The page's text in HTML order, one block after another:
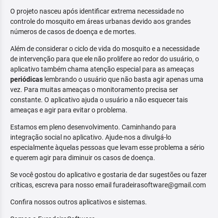
O projeto nasceu após identificar extrema necessidade no
controle do mosquito em áreas urbanas devido aos grandes
números de casos de doença e de mortes.
Além de considerar o ciclo de vida do mosquito e a necessidade
de intervenção para que ele não prolifere ao redor do usuário, o
aplicativo também chama atenção especial para as ameaças
periódicas lembrando o usuário que não basta agir apenas uma
vez. Para muitas ameaças o monitoramento precisa ser
constante. O aplicativo ajuda o usuário a não esquecer tais
ameaças e agir para evitar o problema.
Estamos em pleno desenvolvimento. Caminhando para
integração social no aplicativo. Ajude-nos a divulgá-lo
especialmente àquelas pessoas que levam esse problema a sério
e querem agir para diminuir os casos de doença.
Se você gostou do aplicativo e gostaria de dar sugestões ou fazer
críticas, escreva para nosso email furadeirasoftware@gmail.com
Confira nossos outros aplicativos e sistemas.